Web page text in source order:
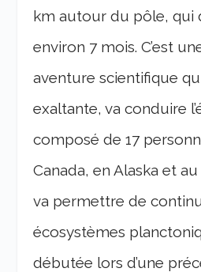
km autour du pôle, qui
environ 7 mois. C’est
aventure scientifique qui
exaltante, va conduire
composé de 17
Canada, en Alaska et
va permettre de
écosystèmes
débutée lors d’une